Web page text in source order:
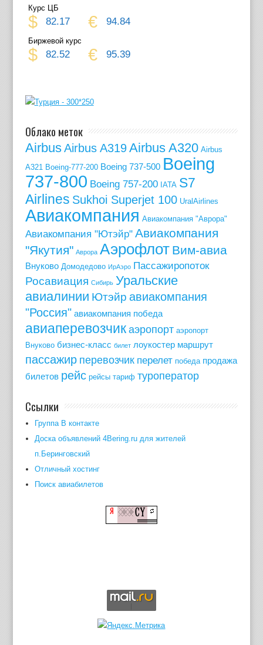
Курс ЦБ
$ 82.17 € 94.84
Биржевой курс
$ 82.52 € 95.39
Облако меток
Airbus Airbus A319 Airbus A320 Airbus
A321 Boeing-777-200 Boeing 737-500 Boeing
737-800 Boeing 757-200 IATA S7
Airlines Sukhoi Superjet 100 UralAirlines
Авиакомпания Авиакомпания "Аврора"
Авиакомпания "Ютэйр" Авиакомпания
"Якутия" Аврора Аэрофлот Вим-авиа
Внуково Домодедово ИрАэро Пассажиропоток
Росавиация Сибирь Уральские
авиалинии Ютэйр авиакомпания
"Россия" авиакомпания победа
авиаперевозчик аэропорт аэропорт
Внуково бизнес-класс билет лоукостер маршрут
пассажир перевозчик перелет победа продажа
билетов рейс рейсы тариф туроператор
Ссылки
Группа В контакте
Доска объявлений 4Bering.ru для жителей
п.Беринговский
Отличный хостинг
Поиск авиабилетов